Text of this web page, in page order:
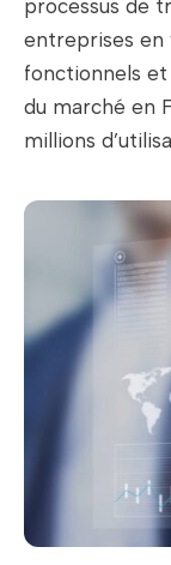
processus de
entreprises en
fonctionnels
du marché en
millions